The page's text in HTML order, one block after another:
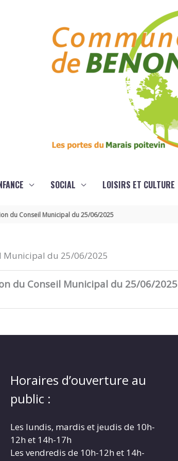
SOCIAL LOISIRS ET CULTURE
du Conseil Municipal du 25/06/2025
Municipal du 25/06/2025
du Conseil Municipal du 25/06/2025
Horaires d’ouverture au
public :
Les lundis, mardis et jeudis de 10h-
12h et 14h-17h
Les vendredis de 10h-12h et 14h-